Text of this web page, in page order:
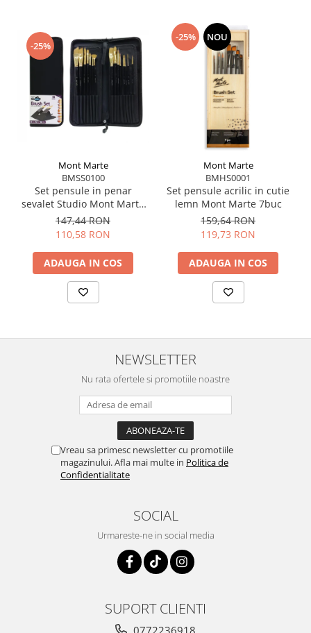
-25%
Mont Marte
BMSS0100
Set pensule in penar
sevalet Studio Mont Marte
15buc
147,44 RON
110,58 RON
ADAUGA IN COS
-25% NOU
Mont Marte
BMHS0001
Set pensule acrilic in cutie
lemn Mont Marte 7buc
159,64 RON
119,73 RON
ADAUGA IN COS
NEWSLETTER
Nu rata ofertele si promotiile noastre
Vreau sa primesc newsletter cu promotiile
magazinului. Afla mai multe in Politica de
Confidentialitate
SOCIAL
Urmareste-ne in social media
SUPORT CLIENTI